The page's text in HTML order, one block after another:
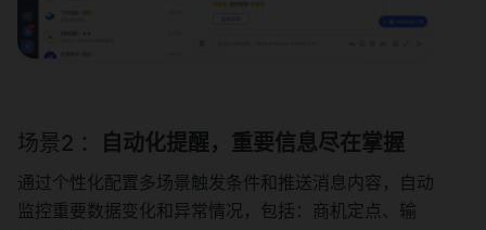
场景2 ： 自动化提醒，重要信息尽在掌握
通过个性化配置多场景触发条件和推送消息内容，自动
监控重要数据变化和异常情况，包括：商机定点、输